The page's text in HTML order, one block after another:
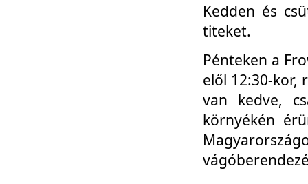
Kedden és
titeket.
Pénteken a
elől 12:30-kor,
van kedve,
környékén